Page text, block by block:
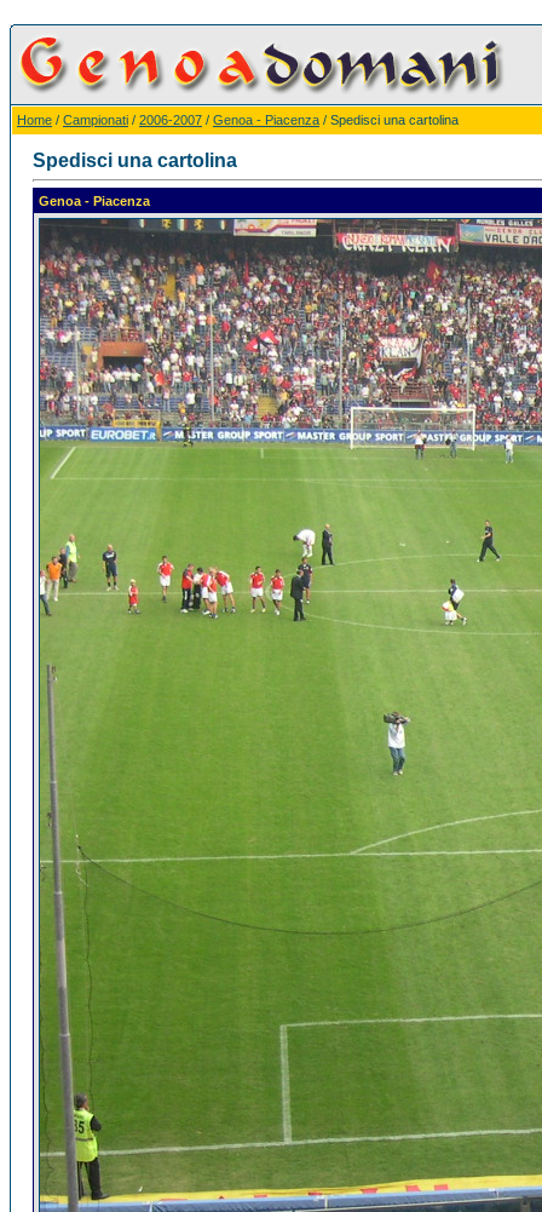
Home / Campionati / 2006-2007 / Genoa - Piacenza / Spedisci una cartolina
Spedisci una cartolina
Genoa - Piacenza